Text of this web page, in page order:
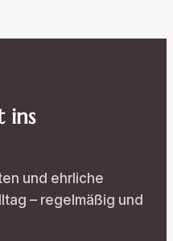
ins
und ehrliche
– regelmäßig und